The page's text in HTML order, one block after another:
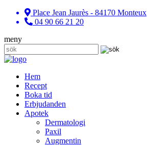
Place Jean Jaurès - 84170 Monteux
04 90 66 21 20
meny
Hem
Recept
Boka tid
Erbjudanden
Apotek
Dermatologi
Paxil
Augmentin